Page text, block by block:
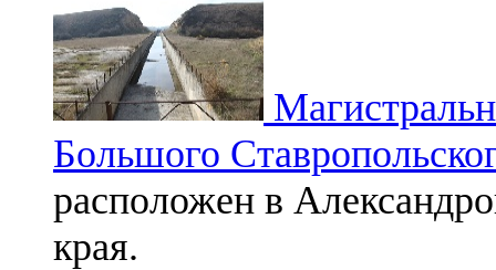
Большого
расположен в
края.